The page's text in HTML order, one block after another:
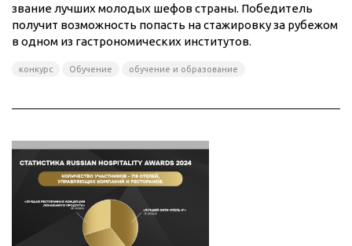
звание лучших молодых шефов страны. Победитель
получит возможность попасть на стажировку за рубежом
в одном из гастрономических институтов.
конкурс Обучение обучение и образование